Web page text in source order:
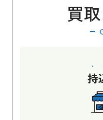
買
持